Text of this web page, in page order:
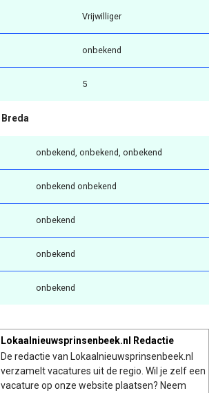
Vrijwilliger
onbekend
5
Breda
onbekend, onbekend, onbekend
onbekend onbekend
onbekend
onbekend
onbekend
Lokaalnieuwsprinsenbeek.nl Redactie
De redactie van Lokaalnieuwsprinsenbeek.nl
verzamelt vacatures uit de regio. Wil je zelf een
vacature op onze website plaatsen? Neem